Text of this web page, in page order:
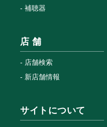
補聴器
店 舗
店舗検索
新店舗情報
サイトについて